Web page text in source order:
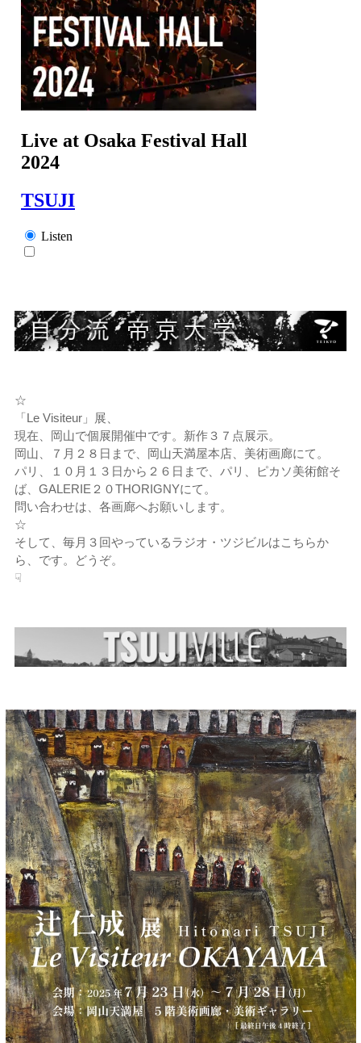
☆
「Le Visiteur」展、
現在、岡山で個展開催中です。新作３７点展示。
岡山、７月２８日まで、岡山天満屋本店、美術画廊にて。
パリ、１０月１３日から２６日まで、パリ、ピカソ美術館そ
ば、GALERIE２０THORIGNYにて。
問い合わせは、各画廊へお願いします。
☆
そして、毎月３回やっているラジオ・ツジビルはこちらか
ら、です。どうぞ。
☟